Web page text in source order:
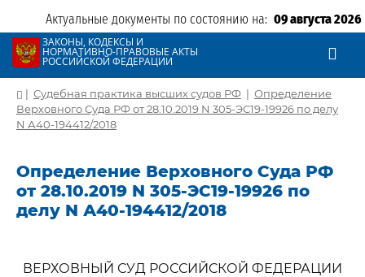
Актуальные документы по состоянию на: 09 августа 2026
ЗАКОНЫ, КОДЕКСЫ И
НОРМАТИВНО-ПРАВОВЫЕ АКТЫ
РОССИЙСКОЙ ФЕДЕРАЦИИ
| Судебная практика высших судов РФ | Определение
Верховного Суда РФ от 28.10.2019 N 305-ЭС19-19926 по делу
N А40-194412/2018
Определение Верховного Суда РФ
от 28.10.2019 N 305-ЭС19-19926 по
делу N А40-194412/2018
ВЕРХОВНЫЙ СУД РОССИЙСКОЙ ФЕДЕРАЦИИ